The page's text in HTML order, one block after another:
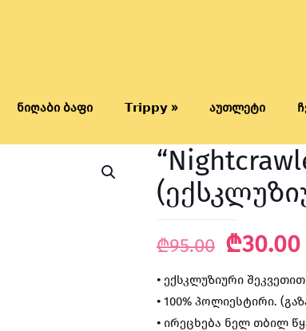
ნიღაბი ბაფი 𝗧𝗿𝗶𝗽𝗽𝘆 » აუთლეტი
₾95.00 Original
was:
₾95.00.
₾30.00
• ექსკლუზიური
• 100% პოლიესტირი.
• ირეცხება ნელ თბილ